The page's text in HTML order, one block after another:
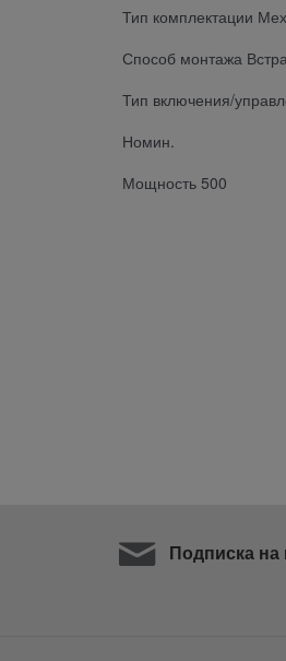
Тип комплектации
Способ монтажа
Тип включения/
Номин.
Мощность 500
Подписка на